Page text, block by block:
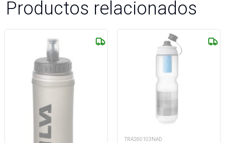
Productos relacionados
TRA260103NAD